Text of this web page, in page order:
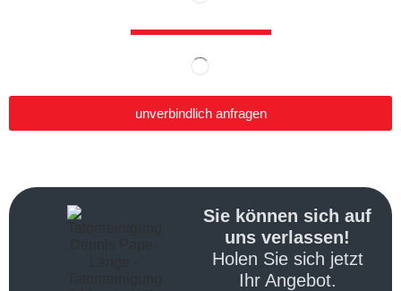
unverbindlich anfragen
Sie können sich auf
uns verlassen!
Holen Sie sich jetzt
Ihr Angebot.